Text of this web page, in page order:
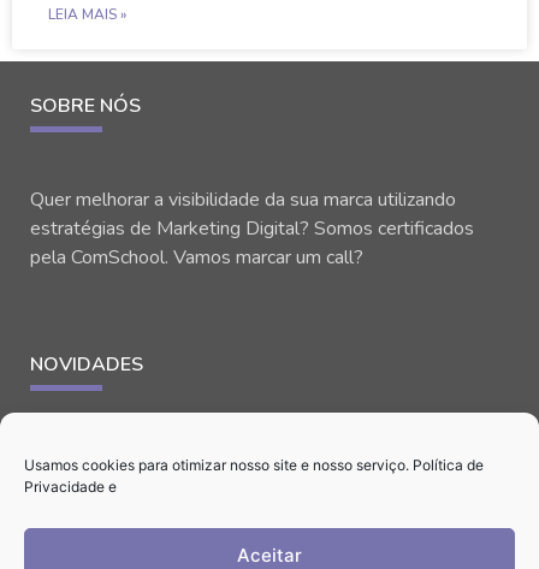
Usamos cookies para otimizar nosso site e nosso serviço. Política de
Privacidade e
Aceitar
LEIA MAIS »
SOBRE NÓS
Quer melhorar a visibilidade da sua marca utilizando
estratégias de Marketing Digital? Somos certificados
pela ComSchool. Vamos marcar um call?
NOVIDADES